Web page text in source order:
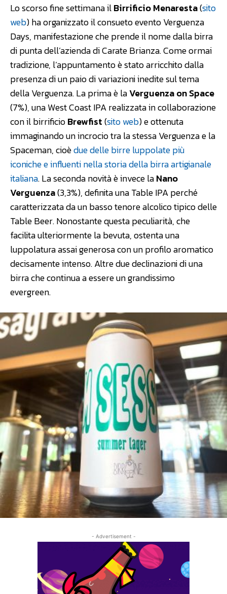
Lo scorso fine settimana ilBirrificio Menaresta(sito
web) ha organizzato il consueto evento Verguenza
Days, manifestazione che prende il nome dalla birra
di punta dell’azienda di Carate Brianza. Come ormai
tradizione, l’appuntamento è stato arricchito dalla
presenza di un paio di variazioni inedite sul tema
della Verguenza. La prima è laVerguenza on Space
(7%), una West Coast IPA realizzata in collaborazione
con il birrificioBrewfist(sito web) e ottenuta
immaginando un incrocio tra la stessa Verguenza e la
Spaceman, cioèdue delle birre luppolate più
iconiche e influenti nella storia della birra artigianale
italiana. La seconda novità è invece laNano
Verguenza(3,3%), definita una Table IPA perché
caratterizzata da un basso tenore alcolico tipico delle
Table Beer. Nonostante questa peculiarità, che
facilita ulteriormente la bevuta, ostenta una
luppolatura assai generosa con un profilo aromatico
decisamente intenso. Altre due declinazioni di una
birra che continua a essere un grandissimo
evergreen.
- Advertisement -